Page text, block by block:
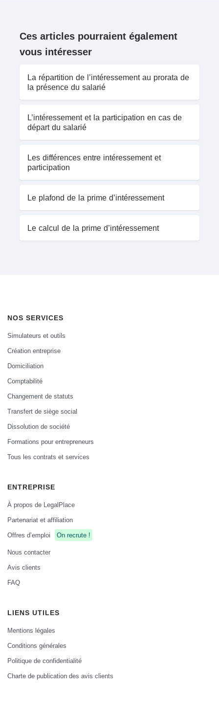
Ces articles pourraient également
vous intéresser
La répartition de l’intéressement au prorata de
la présence du salarié
L’intéressement et la participation en cas de
départ du salarié
Les différences entre intéressement et
participation
Le plafond de la prime d’intéressement
Le calcul de la prime d’intéressement
NOS SERVICES
Simulateurs et outils
Création entreprise
Domiciliation
Comptabilité
Changement de statuts
Transfert de siège social
Dissolution de société
Formations pour entrepreneurs
Tous les contrats et services
ENTREPRISE
À propos de LegalPlace
Partenariat et affiliation
Offres d’emploi
On recrute !
Nous contacter
Avis clients
FAQ
LIENS UTILES
Mentions légales
Conditions générales
Politique de confidentialité
Charte de publication des avis clients